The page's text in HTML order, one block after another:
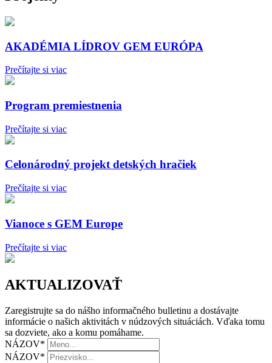
AKADÉMIA LÍDROV GEM EURÓPA
Prečítajte si viac
Program premiestnenia
Prečítajte si viac
Celonárodný projekt detských hračiek
Prečítajte si viac
Vianoce s GEM Europe
Prečítajte si viac
AKTUALIZOVAŤ
Zaregistrujte sa do nášho informačného bulletinu a dostávajte
informácie o našich aktivitách v núdzových situáciách. Vďaka tomu
sa dozviete, ako a komu pomáhame.
NÁZOV*
NÁZOV*